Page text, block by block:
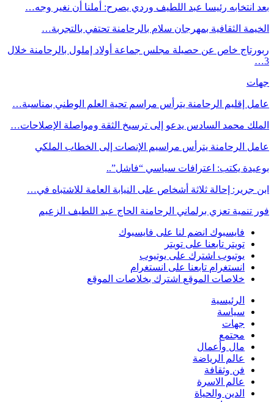
بعد انتخابه رئيسا عبد اللطيف وردي يصرح: أملنا أن نغير وجه…
الخيمة الثقافية بمهرجان سلام بالرحامنة تحتفي بالتجربة…
ربورتاج خاص عن حصيلة مجلس جماعة أولاد إملول بالرحامنة خلال
3…
جهات
عامل إقليم الرحامنة يترأس مراسم تحية العلم الوطني بمناسبة…
الملك محمد السادس يدعو إلى ترسيخ الثقة ومواصلة الإصلاحات…
عامل الرحامنة يترأس مراسيم الإنصات إلى الخطاب الملكي
بوعيدة يكتب: اعترافات سياسي “فاشل”..
ابن جرير: إحالة ثلاثة أشخاص على النيابة العامة للاشتباه في…
فور تنمية تعزي برلماني الرحامنة الحاج عبد اللطيف الزعيم
فايسبوك انضم لنا على فايسبوك
تويتر تابعنا على تويتر
يوتيوب اشترك على يوتيوب
انستغرام تابعنا على انستغرام
خلاصات الموقع اشترك بخلاصات الموقع
الرئيسية
سياسة
جهات
مجتمع
مال وأعمال
عالم الرياضة
فن وثقافة
عالم الاسرة
الدين والحياة